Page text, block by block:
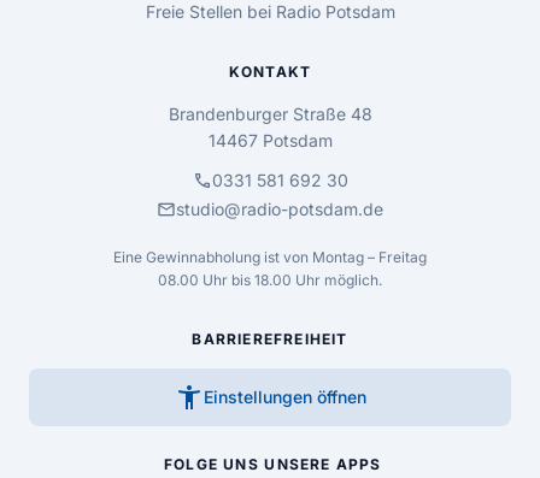
Freie Stellen bei Radio Potsdam
KONTAKT
Brandenburger Straße 48
14467 Potsdam
call0331 581 692 30
mailstudio@radio-potsdam.de
Eine Gewinnabholung ist von Montag – Freitag
08.00 Uhr bis 18.00 Uhr möglich.
BARRIEREFREIHEIT
accessibility_new Einstellungen öffnen
FOLGE UNS UNSERE APPS